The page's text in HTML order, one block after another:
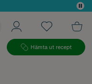
Hämta ut recept